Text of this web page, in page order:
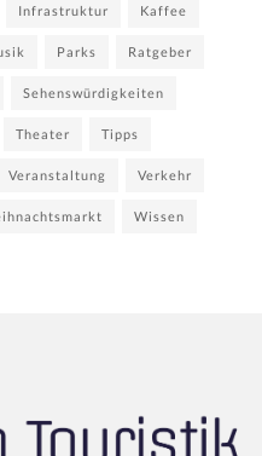
Infrastruktur Kaffee
Parks Ratgeber
Sehenswürdigkeiten
Theater Tipps
Veranstaltung Verkehr
Wissen